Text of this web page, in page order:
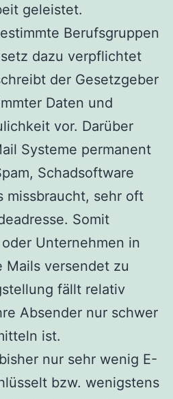
geleistet.
Berufsgruppen
dazu verpflichtet
der Gesetzgeber
Daten und
vor. Darüber
Systeme permanent
Schadsoftware
missbraucht, sehr oft
Somit
Unternehmen in
Mails versendet zu
fällt relativ
Absender nur schwer
ist.
nur sehr wenig E-
bzw. wenigstens